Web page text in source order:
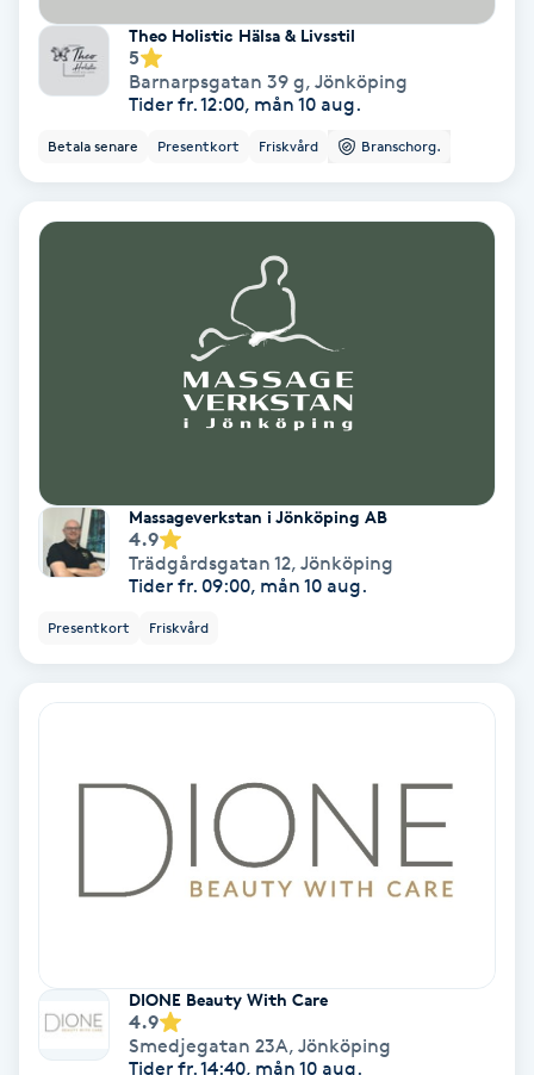
Skägg
Skäggfärgning
Skäggklippning
Skäggtrimmning
Spa
Spa manikyr & pedikyr
Spa-manikyr
Sugaring
Svettbehandling
Theo Holistic Hälsa & Livsstil
5
Barnarpsgatan 39 g, Jönköping
Tider fr. 12:00, mån 10 aug.
Betala senare Presentkort Friskvård Branschorg.
Massageverkstan i Jönköping AB
4.9
Trädgårdsgatan 12, Jönköping
Tider fr. 09:00, mån 10 aug.
Presentkort Friskvård
DIONE Beauty With Care
4.9
Smedjegatan 23A, Jönköping
Tider fr. 14:40, mån 10 aug.